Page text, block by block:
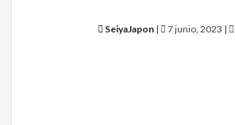
SeiyaJapon | 7 junio, 2023 |